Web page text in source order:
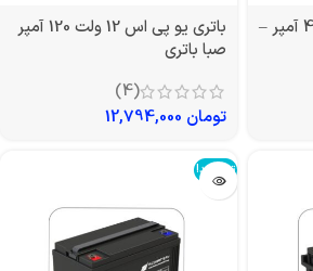
باتری یو پی اس 12ولت 42 آمپر –
باتری یو پی اس 12 ولت 120 آمپر
صبا باتری
(4)
تومان
تمام شد!